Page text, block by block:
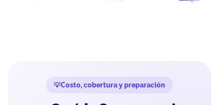
Costo, cobertura y preparación